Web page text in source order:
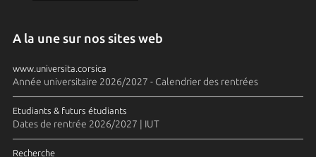
A la une sur nos sites web
www.universita.corsica
Année universitaire 2026/2027 - Calendrier des rentrées
Etudiants & futurs étudiants
Dates de rentrée 2026/2027 | IUT
Recherche